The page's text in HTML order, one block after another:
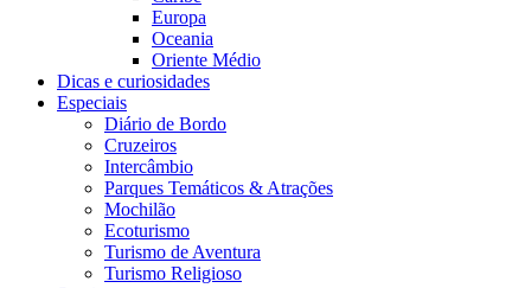
Europa
Oceania
Oriente Médio
Dicas e curiosidades
Especiais
Diário de Bordo
Cruzeiros
Intercâmbio
Parques Temáticos & Atrações
Mochilão
Ecoturismo
Turismo de Aventura
Turismo Religioso